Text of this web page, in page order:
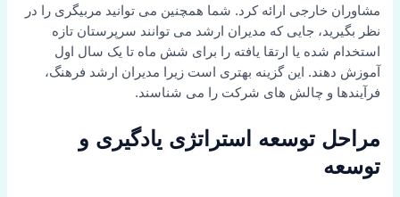
مشاوران خارجی ارائه کرد. شما همچنین می توانید مربیگری را در
نظر بگیرید، جایی که مدیران ارشد می توانند سرپرستان تازه
استخدام شده یا ارتقا یافته را برای شش ماه تا یک سال اول
آموزش دهند. این گزینه بهتری است زیرا مدیران ارشد فرهنگ،
فرآیندها و چالش های شرکت را می شناسند.
مراحل توسعه استراتژی یادگیری و
توسعه